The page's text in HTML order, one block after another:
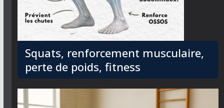
Squats, renforcement musculaire,
perte de poids, fitness